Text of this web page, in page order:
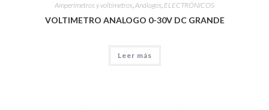
Amperímetros y voltímetros,Análogos, ELECTRÓNICOS
VOLTIMETRO ANALOGO 0-30V DC GRANDE
Leer más